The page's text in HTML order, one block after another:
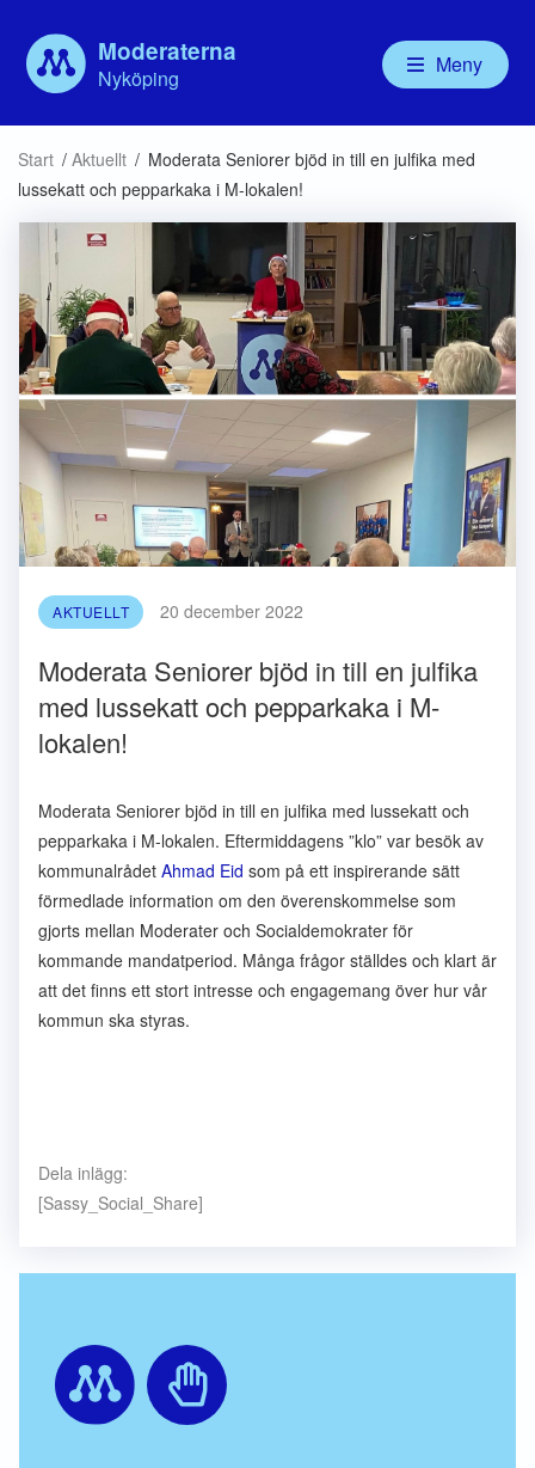
Moderaterna
Nyköping
Kommunfullmäktige
Kommunstyrelsen
Nämnder
Bolagsstyrelser
Debatt
Valbudskap
Meny
Start / Aktuellt / Moderata Seniorer bjöd in till en julfika med
lussekatt och pepparkaka i M-lokalen!
AKTUELLT 20 december 2022
Moderata Seniorer bjöd in till en julfika
med lussekatt och pepparkaka i M-
lokalen!
Moderata Seniorer bjöd in till en julfika med lussekatt och
pepparkaka i M-lokalen. Eftermiddagens ”klo” var besök av
kommunalrådet Ahmad Eid som på ett inspirerande sätt
förmedlade information om den överenskommelse som
gjorts mellan Moderater och Socialdemokrater för
kommande mandatperiod. Många frågor ställdes och klart är
att det finns ett stort intresse och engagemang över hur vår
kommun ska styras.
Dela inlägg:
[Sassy_Social_Share]